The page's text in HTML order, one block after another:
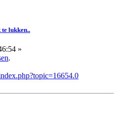
lukken..
»
.